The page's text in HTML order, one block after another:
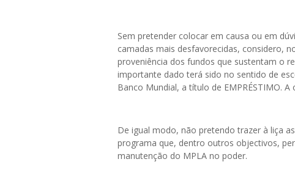
Sem pretender colocar em causa ou em
camadas mais desfavorecidas, considero,
proveniência dos fundos que sustentam o
importante dado terá sido no sentido de
Banco Mundial, a título de EMPRÉSTIMO.
De igual modo, não pretendo trazer à liça
programa que, dentro outros objectivos,
manutenção do MPLA no poder.